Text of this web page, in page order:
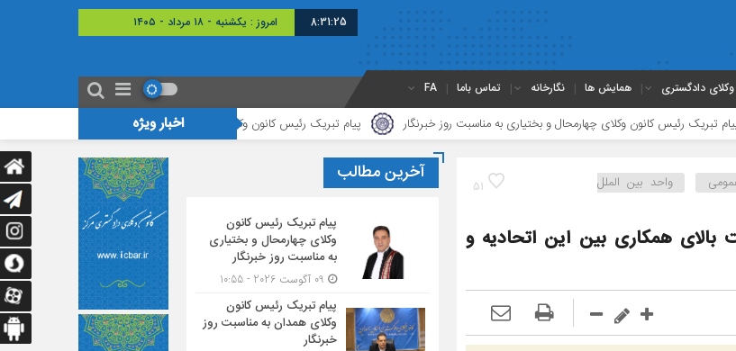
8:31:26 برابر با : 25 - صفر - 1448
دادگستری همایش ها نگارخانه تماس باما FA
اخبار ویژه کانون وکلای چهارمحال و بختیاری به مناسبت روز خبرنگار پیام تبریک رئیس کانون وکلای همدان به مناسبت روز خبرنگار
51
واحد بین الملل
بالای همکاری بین این اتحادیه و
آخرین مطالب
پیام تبریک رئیس کانون
وکلای چهارمحال و بختیاری
به مناسبت روز خبرنگار
پیام تبریک رئیس کانون
وکلای همدان به مناسبت روز
خبرنگار